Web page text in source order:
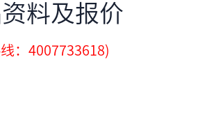
料及报价
：4007733618)